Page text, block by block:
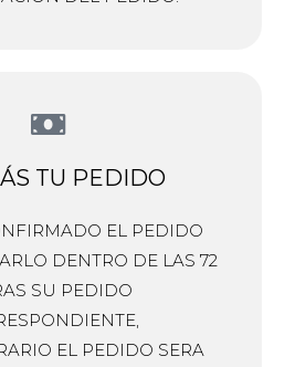
TU PEDIDO
EL PEDIDO
DENTRO DE LAS 72
SU PEDIDO
EL PEDIDO SERA